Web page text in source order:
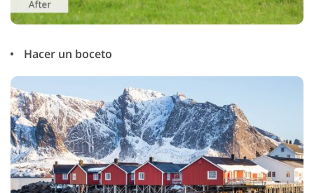
Hacer un boceto